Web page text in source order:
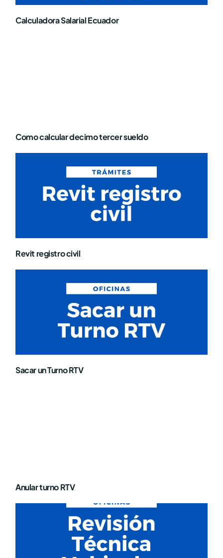
Calculadora Salarial Ecuador
Como calcular decimo tercer sueldo
Revit registro civil
Sacar un Turno RTV
Anular turno RTV